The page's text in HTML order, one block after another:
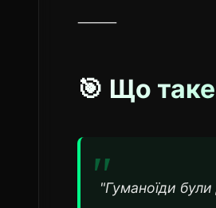
⸻
🎯 Що
"Гуманоїди